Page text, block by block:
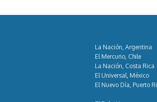
La Nación, Argentina
El Mercurio, Chile
La Nación, Costa Rica
El Universal, México
El Nuevo Día, Puerto